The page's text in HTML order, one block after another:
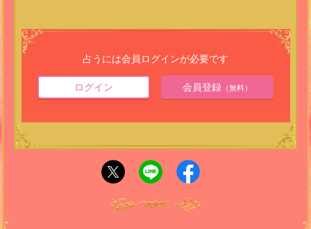
占うには会員ログインが必要です
ログイン 会員登録（無料）